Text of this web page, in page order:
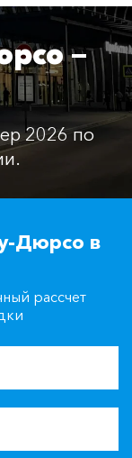
—
2026 по
Дюрсо в
рассчет